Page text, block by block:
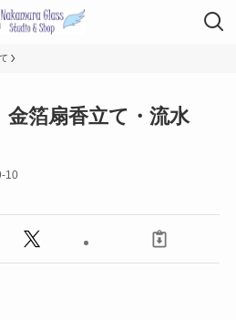
金箔扇香立て・流水
10